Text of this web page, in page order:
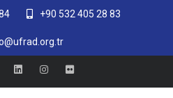
+90 532 405 28 83